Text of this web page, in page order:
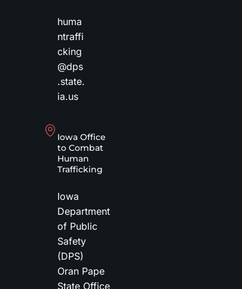
huma
ntraffi
cking
@dps
.state.
ia.us
Iowa Office
to Combat
Human
Trafficking
Iowa
Department
of Public
Safety
(DPS)
Oran Pape
State Office